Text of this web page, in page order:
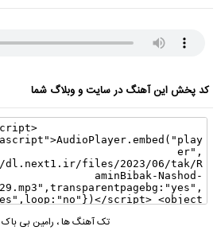
کد پخش این آهنگ در سایت و وبلاگ شما
تک آهنگ ها، رامین بی باک